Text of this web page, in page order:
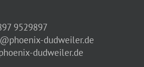
9529897
dudweiler.de
dudweiler.de